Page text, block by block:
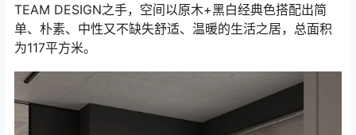
TEAM DESIGN之手，空间以原木+黑白经典色搭配出简
单、朴素、中性又不缺失舒适、温暖的生活之居，总面积
为117平方米。